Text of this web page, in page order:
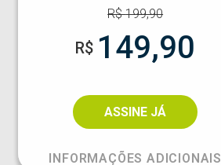
R$199,90
R$ 149,90
ASSINE JÁ
INFORMAÇÕES ADICIONAIS